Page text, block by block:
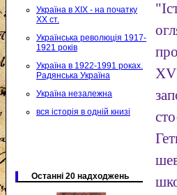
Україна в XIX - на початку
XX ст.
Українська революція 1917-
1921 років
Україна в 1922-1991 роках.
Радянська Україна
Україна незалежна
вся історія в одній книзі
Останні 20 надходжень